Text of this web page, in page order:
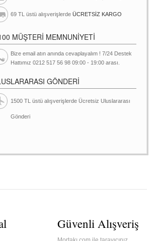
69 TL üstü alışverişlerde ÜCRETSİZ KARGO
MÜŞTERİ MEMNUNİYETİ
Bize email atın anında cevaplayalım ! 7/24 Destek
Hattımız 0212 517 56 98 09:00 - 19:00 arası.
GÖNDERİ
1500 TL üstü alışverişlerde Ücretsiz Uluslararası
Gönderi
Güvenli Alışveriş